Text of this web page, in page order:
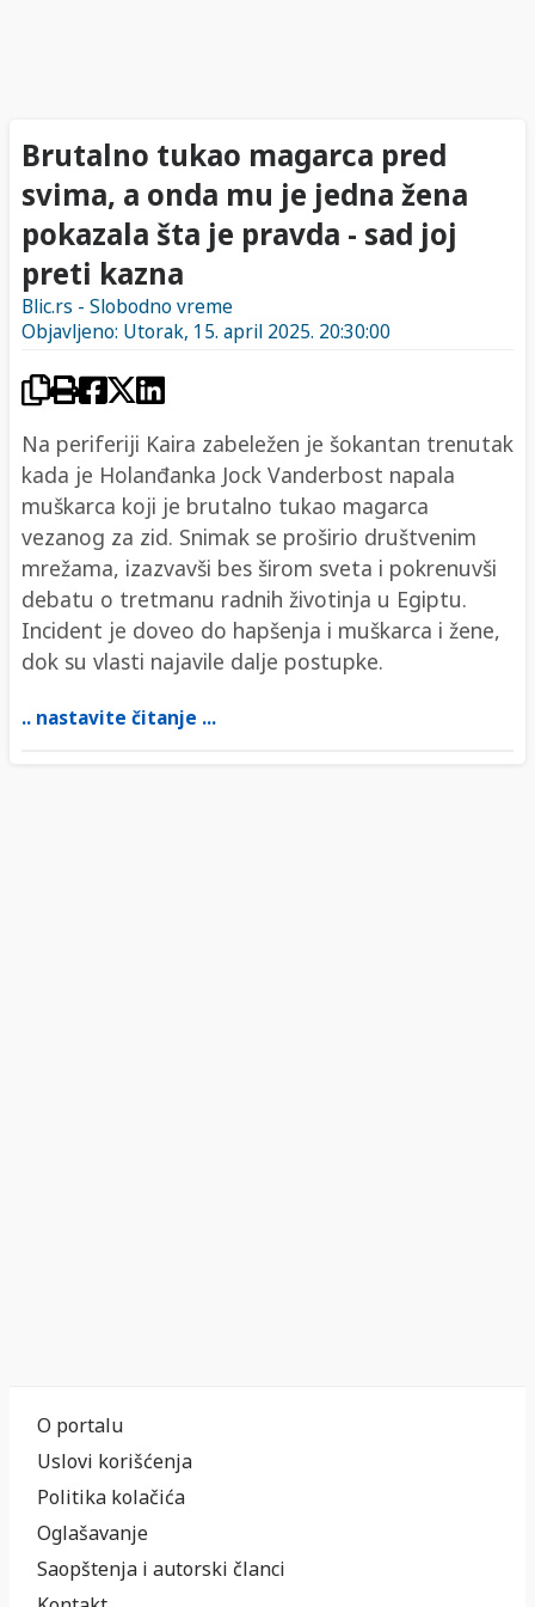
Brutalno tukao magarca pred
svima, a onda mu je jedna žena
pokazala šta je pravda - sad joj
preti kazna
Blic.rs - Slobodno vreme
Objavljeno: Utorak, 15. april 2025. 20:30:00
Na periferiji Kaira zabeležen je šokantan trenutak
kada je Holanđanka Jock Vanderbost napala
muškarca koji je brutalno tukao magarca
vezanog za zid. Snimak se proširio društvenim
mrežama, izazvavši bes širom sveta i pokrenuvši
debatu o tretmanu radnih životinja u Egiptu.
Incident je doveo do hapšenja i muškarca i žene,
dok su vlasti najavile dalje postupke.
.. nastavite čitanje ...
O portalu
Uslovi korišćenja
Politika kolačića
Oglašavanje
Saopštenja i autorski članci